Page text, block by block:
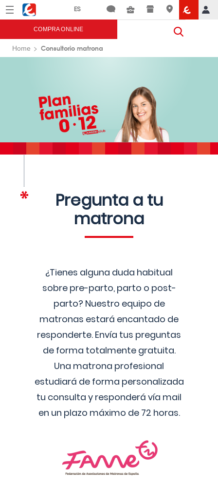
Menú Eroski
COMPRA ONLINE
Home Consultorio matrona
Pregunta a tu
matrona
¿Tienes alguna duda habitual
sobre pre-parto, parto o post-
parto? Nuestro equipo de
matronas estará encantado de
responderte. Envía tus preguntas
de forma totalmente gratuita.
Una matrona profesional
estudiará de forma personalizada
tu consulta y responderá vía mail
en un plazo máximo de 72 horas.